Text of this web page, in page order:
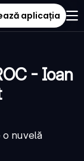
aplicația
- Ioan
o nuvelă